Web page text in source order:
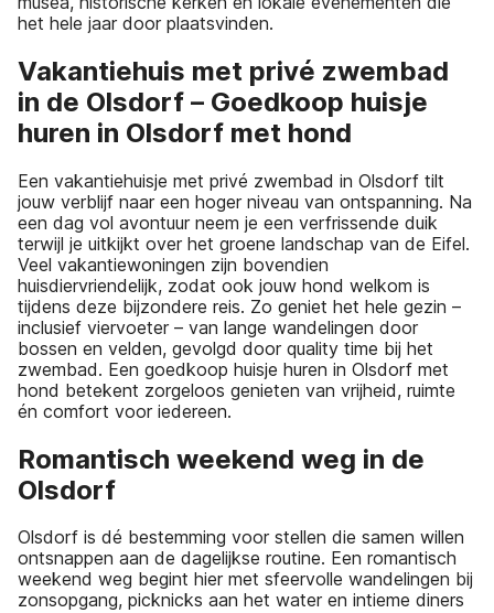
het hele jaar door plaatsvinden.
Vakantiehuis met privé zwembad
in de Olsdorf – Goedkoop huisje
huren in Olsdorf met hond
Een vakantiehuisje met privé zwembad in Olsdorf tilt
jouw verblijf naar een hoger niveau van ontspanning. Na
een dag vol avontuur neem je een verfrissende duik
terwijl je uitkijkt over het groene landschap van de Eifel.
Veel vakantiewoningen zijn bovendien
huisdiervriendelijk, zodat ook jouw hond welkom is
tijdens deze bijzondere reis. Zo geniet het hele gezin –
inclusief viervoeter – van lange wandelingen door
bossen en velden, gevolgd door quality time bij het
zwembad. Een goedkoop huisje huren in Olsdorf met
hond betekent zorgeloos genieten van vrijheid, ruimte
én comfort voor iedereen.
Romantisch weekend weg in de
Olsdorf
Olsdorf is dé bestemming voor stellen die samen willen
ontsnappen aan de dagelijkse routine. Een romantisch
weekend weg begint hier met sfeervolle wandelingen bij
zonsopgang, picknicks aan het water en intieme diners